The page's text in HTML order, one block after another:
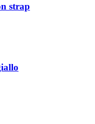
strap